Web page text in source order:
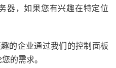
器，如果您有兴趣在特定位
的企业通过我们的控制面板
的需求。